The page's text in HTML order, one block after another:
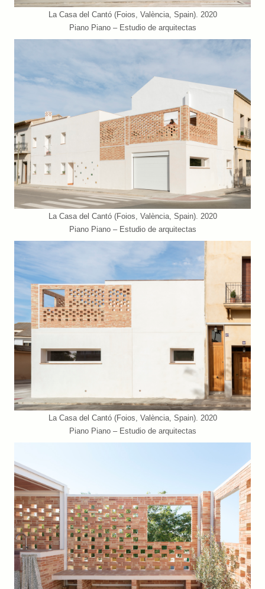
La Casa del Cantó (Foios, València, Spain). 2020
Piano Piano – Estudio de arquitectas
La Casa del Cantó (Foios, València, Spain). 2020
Piano Piano – Estudio de arquitectas
La Casa del Cantó (Foios, València, Spain). 2020
Piano Piano – Estudio de arquitectas